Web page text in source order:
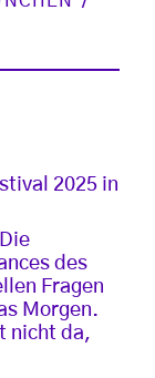
2025 in
des
Fragen
Morgen.
nicht da,